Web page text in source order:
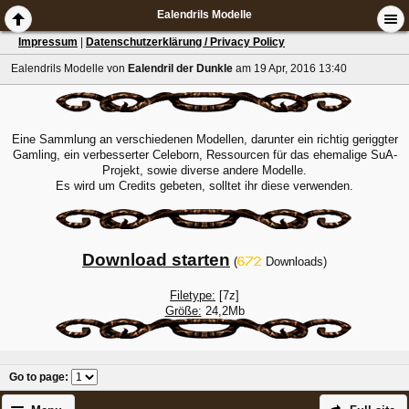
Ealendrils Modelle
Impressum Datenschutzerklärung / Privacy Policy
Ealendrils Modelle von Ealendril der Dunkle am 19 Apr, 2016 13:40
Eine Sammlung an verschiedenen Modellen, darunter ein richtig geriggter
Gamling, ein verbesserter Celeborn, Ressourcen für das ehemalige SuA-
Projekt, sowie diverse andere Modelle.
Es wird um Credits gebeten, solltet ihr diese verwenden.
Download starten ( Downloads)
Filetype: [7z]
Größe: 24,2Mb
Go to page: